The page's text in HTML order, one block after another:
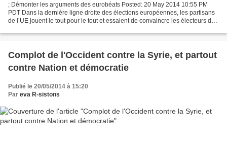
; Démonter les arguments des eurobéats Posted: 20 May 2014 10:55 PM
PDT Dans la dernière ligne droite des élections européennes, les partisans
de l’UE jouent le tout pour le tout et essaient de convaincre les électeurs de
Complot de l'Occident contre la Syrie, et partout
contre Nation et démocratie
Publié le 20/05/2014 à 15:20
Par eva R-sistons